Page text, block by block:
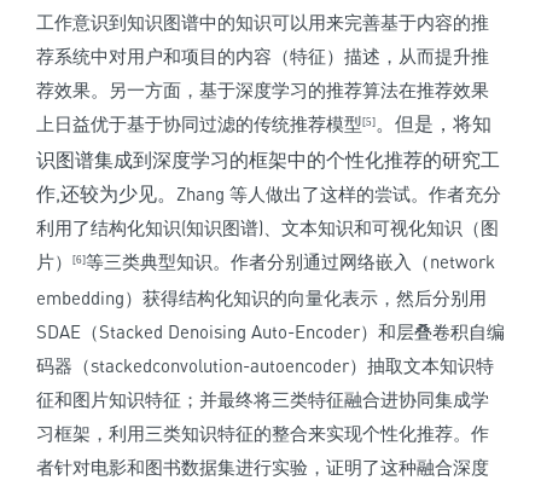
工作意识到知识图谱中的知识可以用来完善基于内容的推
荐系统中对用户和项目的内容（特征）描述，从而提升推
荐效果。另一方面，基于深度学习的推荐算法在推荐效果
上日益优于基于协同过滤的传统推荐模型 [5] 。但是，将知
识图谱集成到深度学习的框架中的个性化推荐的研究工
作,还较为少见。
Zhang 等人做出了这样的尝试。作者充分
利用了结构化知识(知识图谱)、文本知识和可视化知识（图
片）
[6]等三类典型知识。作者分别通过网络嵌入（network
embedding）获得结构化知识的向量化表示，然后分别用
SDAE（Stacked Denoising Auto-Encoder）和层叠卷积自编
码器（stackedconvolution-autoencoder）抽取文本知识特
征和图片知识特征；并最终将三类特征融合进协同集成学
习框架，利用三类知识特征的整合来实现个性化推荐。作
者针对电影和图书数据集进行实验，证明了这种融合深度